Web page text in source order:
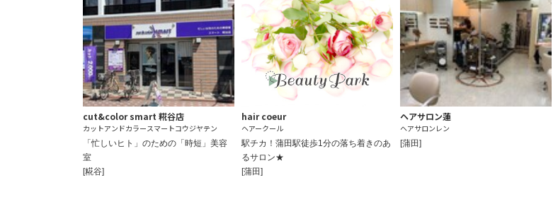
cut&color smart 糀谷店
カットアンドカラースマートコウジヤテン
「忙しいヒト」のための「時短」美容
室
[糀谷]
hair coeur
ヘアークール
駅チカ！蒲田駅徒歩1分の落ち着きのあ
るサロン★
[蒲田]
ヘアサロン蓮
ヘアサロンレン
[蒲田]